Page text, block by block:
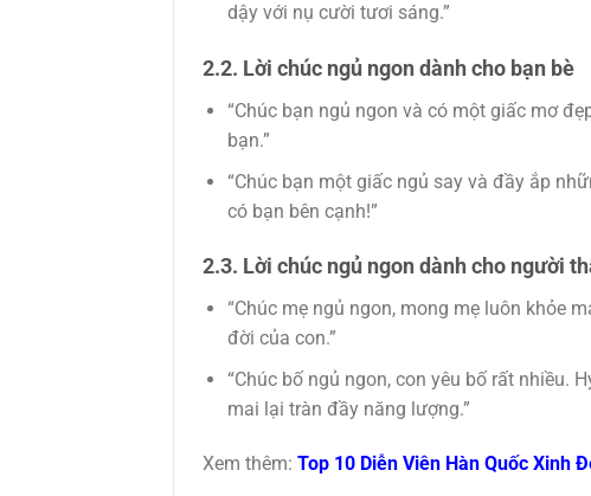
dậy với nụ cười tươi sáng.”
2.2. Lời chúc ngủ ngon dành cho bạn bè
“Chúc bạn ngủ ngon và có một giấc mơ
bạn.”
“Chúc bạn một giấc ngủ say và đầy ắp
có bạn bên cạnh!”
2.3. Lời chúc ngủ ngon dành cho người
“Chúc mẹ ngủ ngon, mong mẹ luôn khỏe
đời của con.”
“Chúc bố ngủ ngon, con yêu bố rất nhiều.
mai lại tràn đầy năng lượng.”
Xem thêm: Top 10 Diễn Viên Hàn Quốc Xinh